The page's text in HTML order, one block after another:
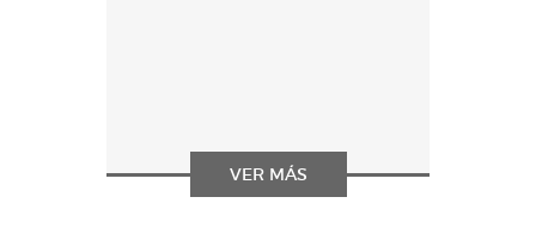
VER MÁS